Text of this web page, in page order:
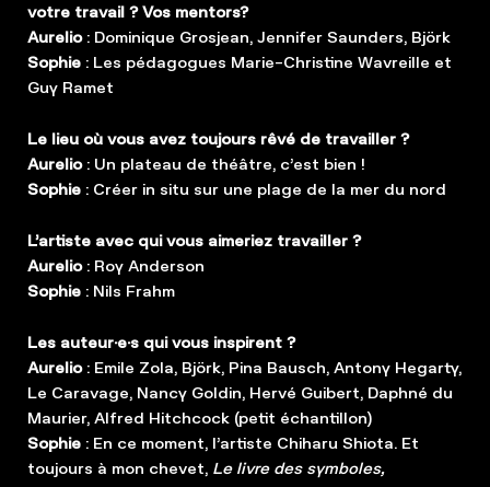
votre travail ? Vos mentors?
Aurelio: Dominique Grosjean, Jennifer Saunders, Björk
Sophie: Les pédagogues Marie-Christine Wavreille et
Guy Ramet
Le lieu où vous avez toujours rêvé de travailler ?
Aurelio: Un plateau de théâtre, c’est bien !
Sophie: Créer in situ sur une plage de la mer du nord
L’artiste avec qui vous aimeriez travailler ?
Aurelio: Roy Anderson
Sophie: Nils Frahm
Les auteur·e·s qui vous inspirent ?
Aurelio: Emile Zola, Björk, Pina Bausch, Antony Hegarty,
Le Caravage, Nancy Goldin, Hervé Guibert, Daphné du
Maurier, Alfred Hitchcock (petit échantillon)
Sophie: En ce moment, l’artiste Chiharu Shiota. Et
toujours à mon chevet, Le livre des symboles,